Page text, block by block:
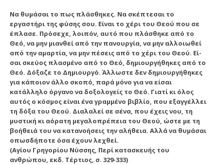
Να θυμάσαι το πως πλάσθηκες. Να σκέπτεσαι το
εργαστήρι της φύσης σου. Είναι το χέρι του Θεού που σε
έπλασε. Πρόσεχε, λοιπόν, αυτό που πλάσθηκε από το
Θεό, να μην μιανθεί από την πανουργία, να μην αλλοιωθεί
από την αμαρτία, να μην πέσεις από το χέρι του Θεού. Εί­
σαι σκεύος πλασμένο από το Θεό, δημιουργήθηκες από το
Θεό. Δόξαζε το Δημιουργό. Άλλωστε δεν δημιουργήθηκες
για κάποιον άλλο σκοπό, παρά μόνο για να είσαι
κατάλληλο όργανο να δοξολογείς το Θεό. Γιατί κι όλος
αυτός ο κόσμος είναι ένα γραμμένο βιβλίο, που εξαγγέλ­λει
τη δόξα του Θεού. Διαλαλεί σε σένα, που έχεις νου, τη
μυστική κι αόρατη μεγαλοπρέπεια του Θεού, ώστε με τη
βοήθειά του να κατανοήσεις την αλήθεια. Αλλά να θυ­μάσαι
οπωσδήποτε όσα έχουν λεχθεί.
(Αγίου Γρηγορίου Νύσσης, Περί κατασκευής του
ανθρώπου, εκδ. Τέρτιος, σ. 329-333)